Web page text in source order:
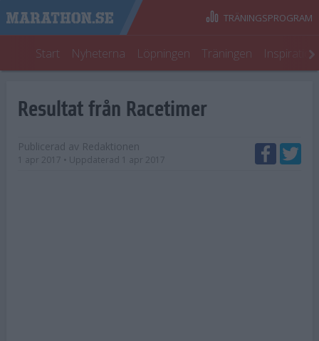
Start Nyheterna Löpningen Träningen
TRÄNINGSPROGRAM
Resultat från Racetimer
Publicerad av Redaktionen
1 apr 2017 • Uppdaterad 1 apr 2017